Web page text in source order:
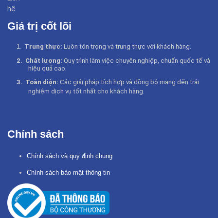
hệ
Giá trị cốt lõi
1. Trung thực: Luôn tôn trọng và trung thực với khách hàng.
2. Chất lượng: Quy trình làm việc chuyên nghiệp, chuẩn quốc tế và
hiệu quả cao.
3. Toàn diện: Các giải pháp tích hợp và đồng bộ mang đến trải
nghiệm dịch vụ tốt nhất cho khách hàng.
Chính sách
Chính sách và quy định chung
Chính sách bảo mật thông tin